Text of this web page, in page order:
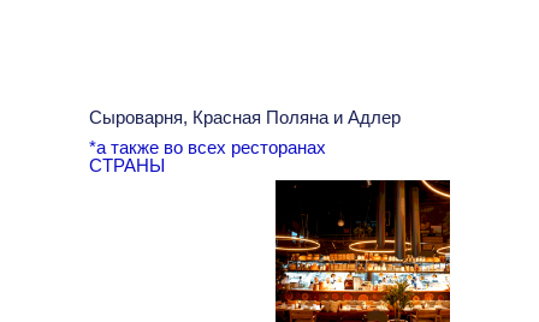
*а также во всех ресторанах
СТРАНЫ
Сыроварня, Красная Поляна и Адлер